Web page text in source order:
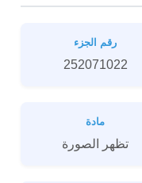
رقم الجزء
252071022
مادة
تظهر الصورة